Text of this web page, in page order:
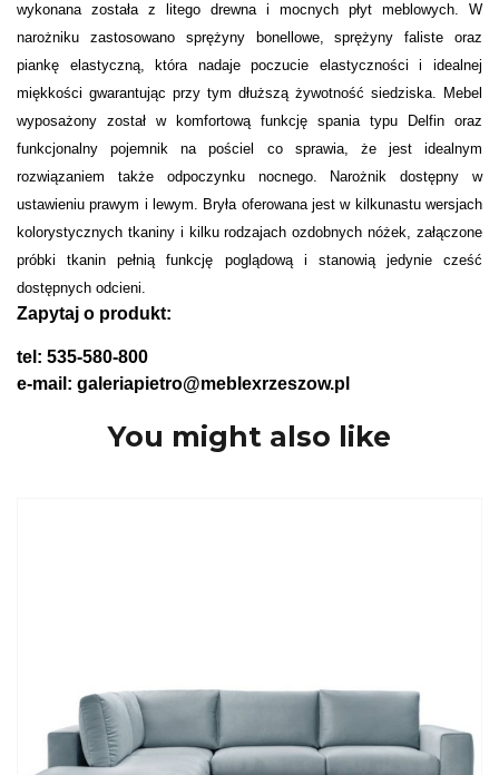
wykonana została z litego drewna i mocnych płyt meblowych. W
narożniku zastosowano sprężyny bonellowe, sprężyny faliste oraz
piankę elastyczną, która nadaje poczucie elastyczności i idealnej
miękkości gwarantując przy tym dłuższą żywotność siedziska. Mebel
wyposażony został w komfortową funkcję spania typu Delfin oraz
funkcjonalny pojemnik na pościel co sprawia, że jest idealnym
rozwiązaniem także odpoczynku nocnego. Narożnik dostępny w
ustawieniu prawym i lewym. Bryła oferowana jest w kilkunastu wersjach
kolorystycznych tkaniny i kilku rodzajach ozdobnych nóżek, załączone
próbki tkanin pełnią funkcję poglądową i stanowią jedynie cześć
dostępnych odcieni.
Zapytaj o produkt:
tel: 535-580-800
e-mail: galeriapietro@meblexrzeszow.pl
You might also like